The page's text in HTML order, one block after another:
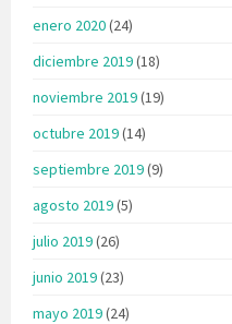
enero 2020(24)
diciembre 2019(18)
noviembre 2019(19)
octubre 2019(14)
septiembre 2019(9)
agosto 2019(5)
julio 2019(26)
junio 2019(23)
mayo 2019(24)